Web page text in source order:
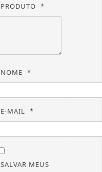
PRODUTO *
NOME *
E-MAIL *
SALVAR MEUS